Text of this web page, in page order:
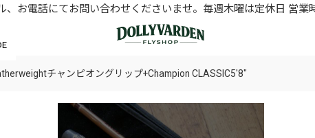
、お電話にてお問い合わせくださいませ。毎週木曜は定休日 営業
チャンピオングリップ+Champion CLASSIC5'8"